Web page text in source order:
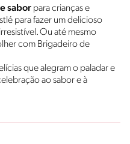
sabor para crianças e
para fazer um delicioso
Ou até mesmo
com Brigadeiro de
que alegram o paladar e
ao sabor e à